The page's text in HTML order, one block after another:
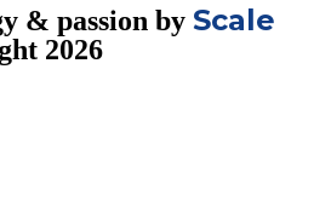
& passion by Scale
2026